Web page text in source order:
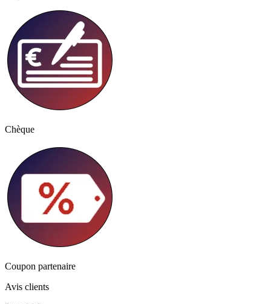
Chèque
Coupon partenaire
Avis clients